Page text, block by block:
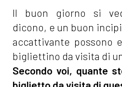
Il buon giorno si
dicono, e un buon
accattivante possono
bigliettino da visita di
Secondo voi, quante